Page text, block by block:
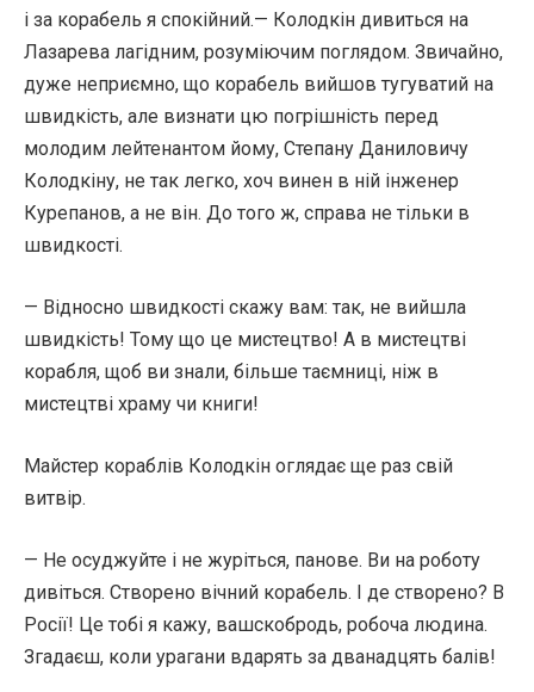
і за корабель я спокійний.— Колодкін дивиться на
Лазарева лагідним, розуміючим поглядом. Звичайно,
дуже неприємно, що корабель вийшов тугуватий на
швидкість, але визнати цю погрішність перед
молодим лейтенантом йому, Степану Даниловичу
Колодкіну, не так легко, хоч винен в ній інженер
Курепанов, а не він. До того ж, справа не тільки в
швидкості.
— Відносно швидкості скажу вам: так, не вийшла
швидкість! Тому що це мистецтво! А в мистецтві
корабля, щоб ви знали, більше таємниці, ніж в
мистецтві храму чи книги!
Майстер кораблів Колодкін оглядає ще раз свій
витвір.
— Не осуджуйте і не журіться, панове. Ви на роботу
дивіться. Створено вічний корабель. І де створено? В
Росії! Це тобі я кажу, вашскобродь, робоча людина.
Згадаєш, коли урагани вдарять за дванадцять балів!